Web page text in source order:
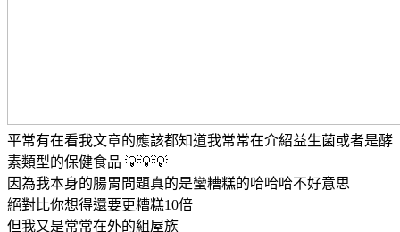
平常有在看我文章的應該都知道我常常在介紹益生菌或者是酵
素類型的保健食品 💡💡💡
因為我本身的腸胃問題真的是蠻糟糕的哈哈哈不好意思
絕對比你想得還要更糟糕10倍
但我又是常常在外的組屋族